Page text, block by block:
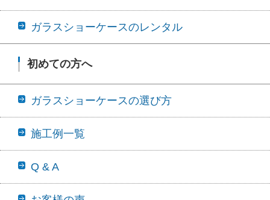
ガラスショーケースのレンタル
初めての方へ
ガラスショーケースの選び方
施工例一覧
Q & A